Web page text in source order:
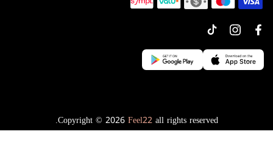
Copyright © 2026Feel22all rights reserved.